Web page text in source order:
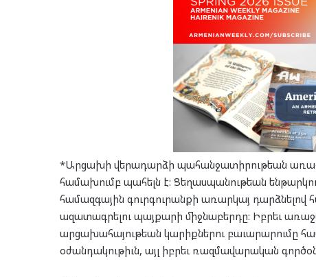
*Արցախի վերադարձի պահանջատիրութեան
համախումբ պահելն է: Ցեղասպանութեան
համազգային գուրգուրանքի առարկայ դարձնելով
ազատագրելու պայքարի միջնաբերդը: Իբրեւ
արցախահայութեան կարիքներու բաւարարումը
օժանդակութիւն, այլ իբրեւ ռազմավարական